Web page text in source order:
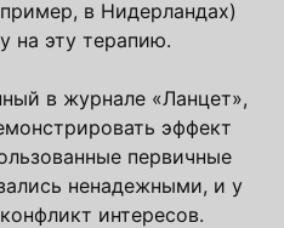
в Нидерландах)
на эту терапию.
в журнале «Ланцет»,
эффект
первичные
ненадежными, и у
интересов.